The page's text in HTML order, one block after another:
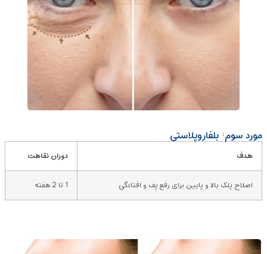
مورد سوم: بلفاروپلاستی
هدف دوران نقاهت
اصلاح پلک بالا و پایین برای رفع پف و افتادگی 1 تا 2 هفته